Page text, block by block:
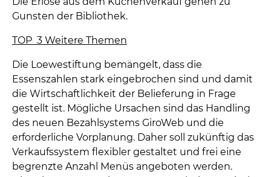
Gunsten der Bibliothek.
TOP 3 Weitere Themen
Die Loewestiftung bemängelt, dass die
Essenszahlen stark eingebrochen sind und damit
die Wirtschaftlichkeit der Belieferung in Frage
gestellt ist. Mögliche Ursachen sind das Handling
des neuen Bezahlsystems GiroWeb und die
erforderliche Vorplanung. Daher soll zukünftig das
Verkaufssystem flexibler gestaltet und frei eine
begrenzte Anzahl Menüs angeboten werden.